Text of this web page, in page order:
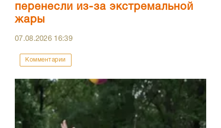
перенесли из-за экстремальной
жары
07.08.2026 16:39
Комментарии